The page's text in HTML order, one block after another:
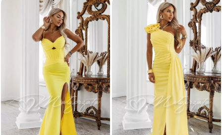
favorite_border favorite_border